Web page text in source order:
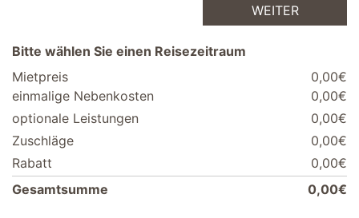
WEITER
Bitte wählen Sie einen Reisezeitraum
Mietpreis
0,00€
einmalige Nebenkosten
0,00€
optionale Leistungen
0,00€
Zuschläge
0,00€
Rabatt
0,00€
Gesamtsumme
0,00€